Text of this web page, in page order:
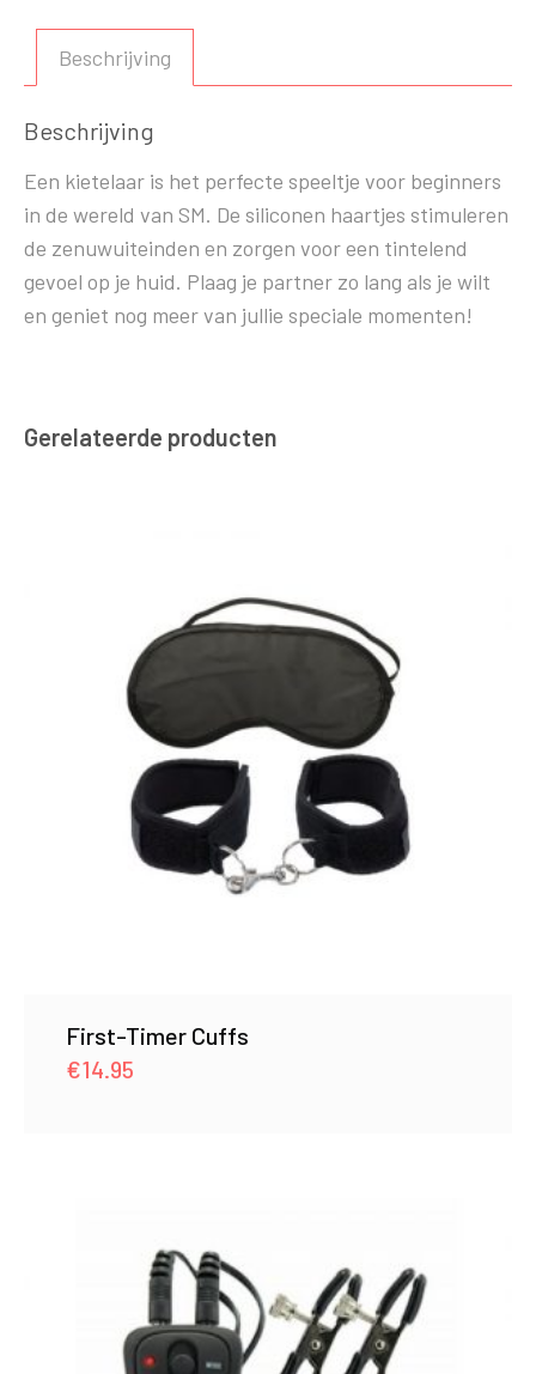
Beschrijving
Beschrijving
Een kietelaar is het perfecte speeltje voor beginners
in de wereld van SM. De siliconen haartjes stimuleren
de zenuwuiteinden en zorgen voor een tintelend
gevoel op je huid. Plaag je partner zo lang als je wilt
en geniet nog meer van jullie speciale momenten!
Gerelateerde producten
First-Timer Cuffs
€14.95